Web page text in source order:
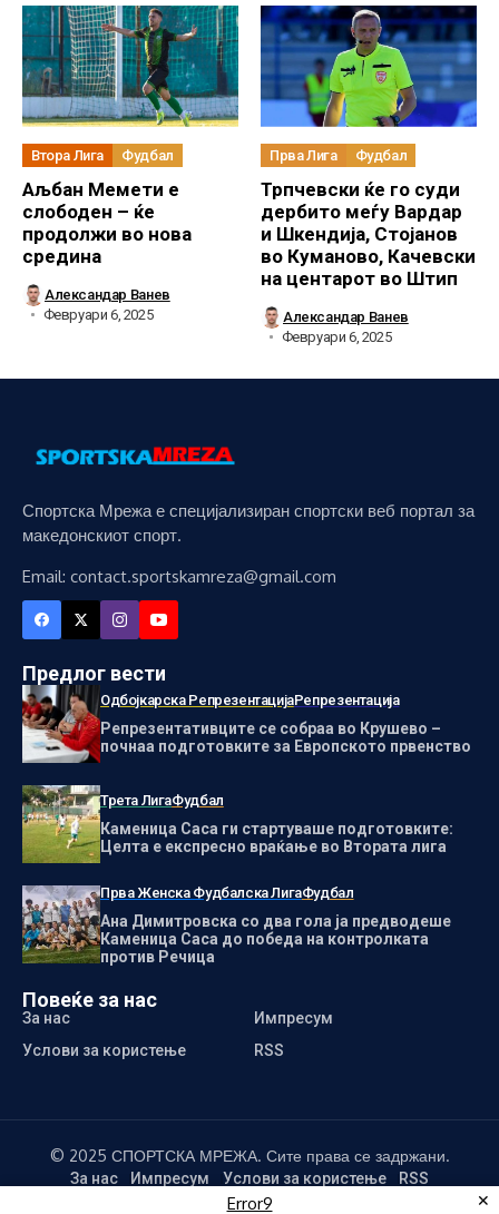
Втора Лига Фудбал
Аљбан Мемети е
слободен – ќе
продолжи во нова
средина
Александар Ванев
Февруари 6, 2025
Прва Лига Фудбал
Трпчевски ќе го суди
дербито меѓу Вардар
и Шкендија, Стојанов
во Куманово, Качевски
на центарот во Штип
Александар Ванев
Февруари 6, 2025
Спортска Мрежа е специјализиран спортски веб портал за
македонскиот спорт.
Email: contact.sportskamreza@gmail.com
Предлог вести
Одбојкарска РепрезентацијаРепрезентација
Репрезентативците се собраа во Крушево –
почнаа подготовките за Европското првенство
Трета ЛигаФудбал
Каменица Саса ги стартуваше подготовките:
Целта е експресно враќање во Втората лига
Прва Женска Фудбалска ЛигаФудбал
Ана Димитровска со два гола ја предводеше
Каменица Саса до победа на контролката
против Речица
Повеќе за нас
За нас
Импресум
Услови за користење
RSS
© 2025 СПОРТСКА МРЕЖА. Сите права се задржани.
За нас Импресум Услови за користење RSS
✕
Error9